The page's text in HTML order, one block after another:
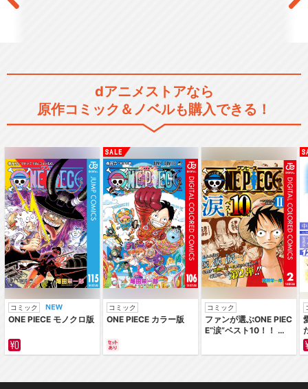
dアニメストアなら
原作コミック＆ノベルも購入できる！
コミック
ONE PIECE モノクロ版
コミック
ONE PIECE カラー版
コミック
ファンが選ぶONE PIEC
E“涙”ベスト10！！ ～
編～ カラー版